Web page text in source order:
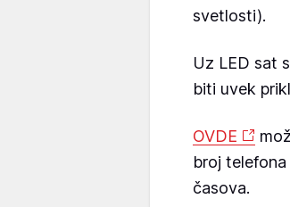
svetlosti).
Uz LED sat
biti uvek
OVDE
broj
časova.